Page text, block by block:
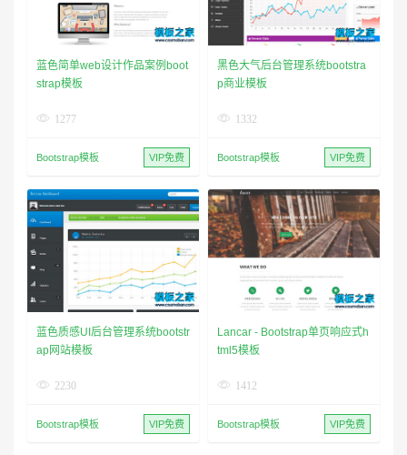
蓝色简单web设计作品案例boot
strap模板
1277
Bootstrap模板 VIP免费
黑色大气后台管理系统bootstra
p商业模板
1332
Bootstrap模板 VIP免费
蓝色质感UI后台管理系统bootstr
ap网站模板
2230
Bootstrap模板 VIP免费
Lancar - Bootstrap单页响应式h
tml5模板
1412
Bootstrap模板 VIP免费